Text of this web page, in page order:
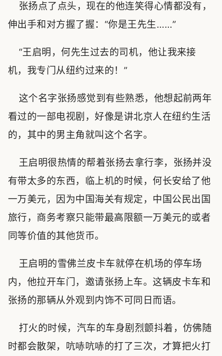
张扬点了点头，现在的他连笑得心情都没有，
伸出手和对方握了握：“你是王先生……”
“王启明，何先生过去的司机，他让我来接
机，我专门从纽约过来的！”
这个名字张扬感觉到有些熟悉，他想起前两年
看过的一部电视剧，好像是讲北京人在纽约生活
的，其中的男主角就叫这个名字。
王启明很热情的帮着张扬去拿行李，张扬并没
有带太多的东西，临上机的时候，何长安给了他
一万美元，因为中国海关有规定，中国公民出国
旅行，商务考察只能带最高限额一万美元的或者
同等价值的其他货币。
王启明的雪佛兰皮卡车就停在机场的停车场
内，他拉开车门，邀请张扬上车。这辆皮卡车和
张扬的那辆从外观到内饰不可同日而语。
打火的时候，汽车的车身剧烈颤抖着，仿佛随
时都会散架，吭哧吭哧的打了三次，才算把火打